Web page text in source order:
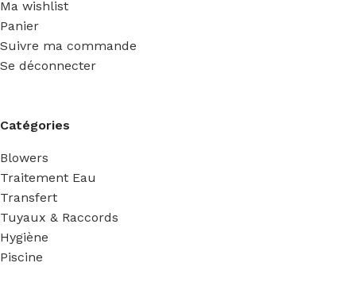
Ma wishlist
Panier
Suivre ma commande
Se déconnecter
Catégories
Blowers
Traitement Eau
Transfert
Tuyaux & Raccords
Hygiène
Piscine